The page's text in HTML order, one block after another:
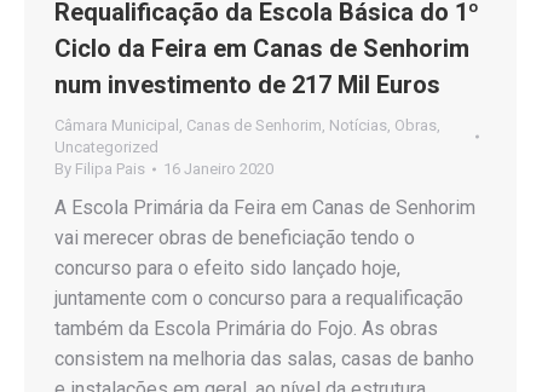
Requalificação da Escola Básica do 1º
Ciclo da Feira em Canas de Senhorim
num investimento de 217 Mil Euros
Câmara Municipal Canas de Senhorim Notícias Obras
Uncategorized
By Filipa Pais 16 Janeiro 2020
A Escola Primária da Feira em Canas de Senhorim
vai merecer obras de beneficiação tendo o
concurso para o efeito sido lançado hoje,
juntamente com o concurso para a requalificação
também da Escola Primária do Fojo. As obras
consistem na melhoria das salas, casas de banho